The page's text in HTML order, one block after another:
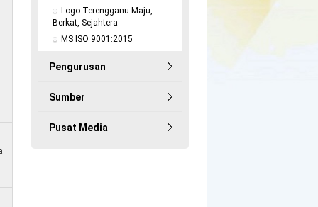
Logo Terengganu Maju,
Berkat, Sejahtera
MS ISO 9001:2015
Pengurusan
Sumber
Pusat Media